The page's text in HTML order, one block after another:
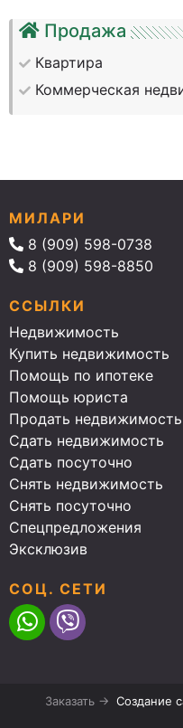
Продажа
Квартира
Коммерческая
МИЛАРИ
8 (909) 598-0738
8 (909) 598-8850
ССЫЛКИ
Недвижимость
Купить недвижимость
Помощь по ипотеке
Помощь юриста
Продать недвижимость
Сдать недвижимость
Сдать посуточно
Снять недвижимость
Снять посуточно
Спецпредложения
Эксклюзив
СОЦ. СЕТИ
Заказать → Создание